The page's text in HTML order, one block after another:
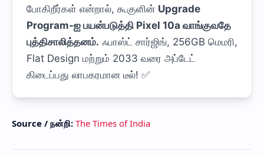
போகிறீர்கள் என்றால், கூகுளின் Upgrade
Program-ஐ பயன்படுத்தி Pixel 10a வாங்குவதே
புத்திசாலித்தனம். ஃபாஸ்ட் சார்ஜிங், 256GB மெமரி,
Flat Design மற்றும் 2033 வரை அப்டேட்
கிடைப்பது லாபகரமான டீல்! ✅
Source / நன்றி: The Times of India